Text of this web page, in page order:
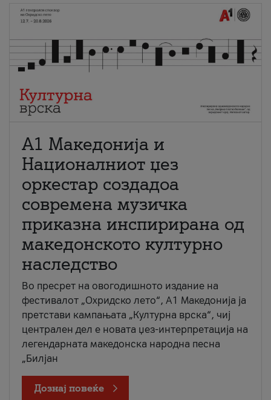
А1 Македонија и
Националниот џез
оркестар создадоа
современа музичка
приказна инспирирана од
македонското културно
наследство
Во пресрет на овогодишното издание на
фестивалот „Охридско лето“, А1 Македонија ја
претстави кампањата „Културна врска“, чиј
централен дел е новата џез-интерпретација на
легендарната македонска народна песна
„Билјан
Дознај повеќе